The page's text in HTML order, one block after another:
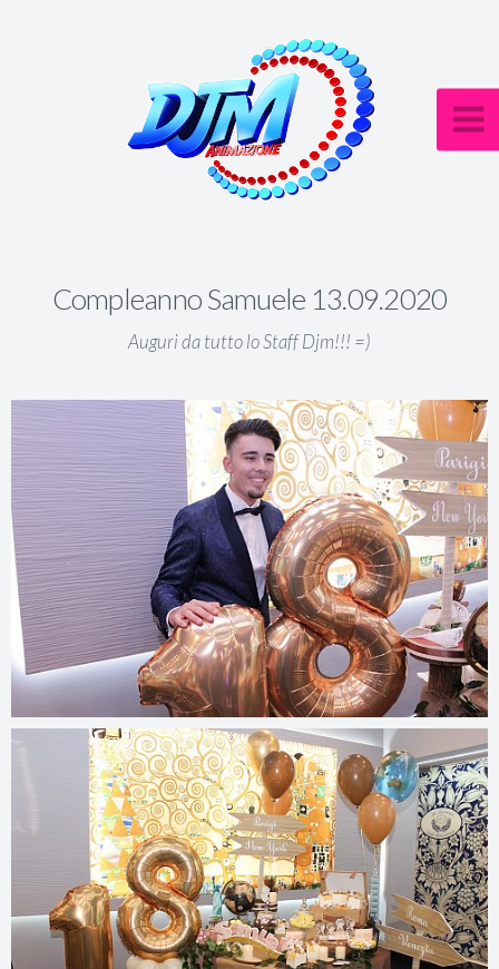
Compleanno Samuele 13.09.2020
Auguri da tutto lo Staff Djm!!! =)